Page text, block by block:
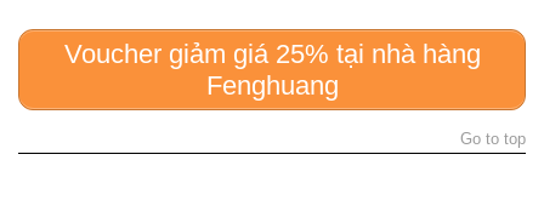
Voucher giảm giá 25% tại nhà hàng
Fenghuang
Go to top